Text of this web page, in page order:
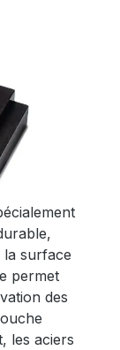
la surface
permet
des
les aciers